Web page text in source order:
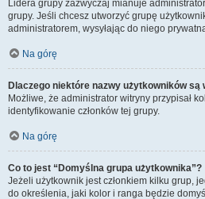
Lidera grupy zazwyczaj mianuje
grupy. Jeśli chcesz utworzyć grupę
administratorem, wysyłając do niego
Na górę
Dlaczego niektóre nazwy użytkowników
Możliwe, że administrator witryny przypisał
identyfikowanie członków tej grupy.
Na górę
Co to jest “Domyślna grupa użytkownika”?
Jeżeli użytkownik jest członkiem kilku grup,
do określenia, jaki kolor i ranga będzie